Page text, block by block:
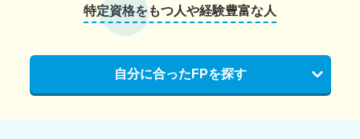
特定資格をもつ人や経験豊富な人
自分に合ったFPを探す